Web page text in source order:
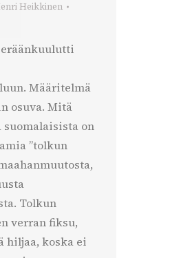
Heikkinen
Määritelmä
osuva. Mitä
on
”tolkun
Tolkun
verran fiksu,
hiljaa, koska ei